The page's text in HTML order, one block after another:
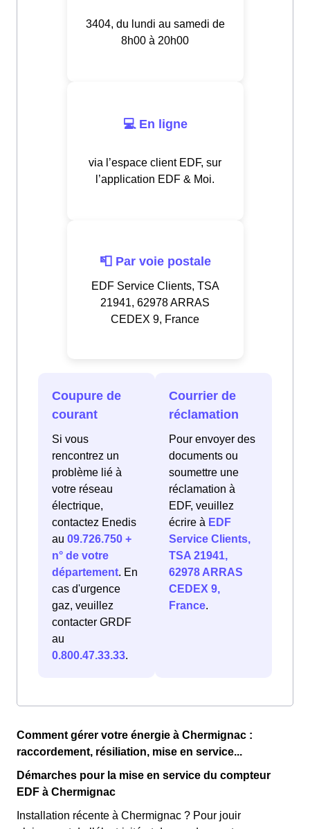
3404, du lundi au samedi de
8h00 à 20h00
💻 En ligne
via l’espace client EDF, sur
l’application EDF & Moi.
📮 Par voie postale
EDF Service Clients, TSA
21941, 62978 ARRAS
CEDEX 9, France
Coupure de
courant
Si vous
rencontrez un
problème lié à
votre réseau
électrique,
contactez Enedis
au 09.726.750 +
n° de votre
département. En
cas d'urgence
gaz, veuillez
contacter GRDF
au
0.800.47.33.33.
Courrier de
réclamation
Pour envoyer des
documents ou
soumettre une
réclamation à
EDF, veuillez
écrire à EDF
Service Clients,
TSA 21941,
62978 ARRAS
CEDEX 9,
France.
Comment gérer votre énergie à Chermignac :
raccordement, résiliation, mise en service...
Démarches pour la mise en service du compteur
EDF à Chermignac
Installation récente à Chermignac ? Pour jouir